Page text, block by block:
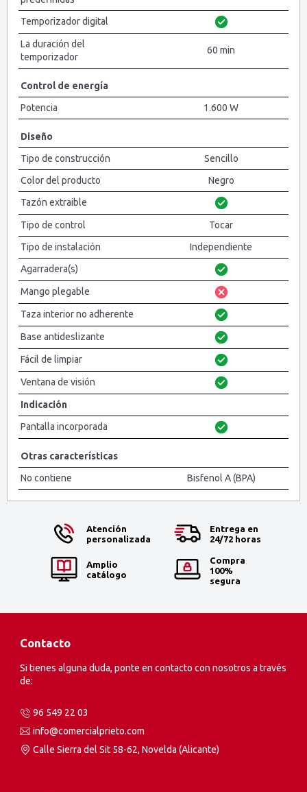
Temporizador digital
La duración del
temporizador
60 min
Control de energía
Potencia
1.600 W
Diseño
Tipo de construcción
Sencillo
Color del producto
Negro
Tazón extraible
Tipo de control
Tocar
Tipo de instalación
Independiente
Agarradera(s)
Mango plegable
Taza interior no adherente
Base antideslizante
Fácil de limpiar
Ventana de visión
Indicación
Pantalla incorporada
Otras características
No contiene
Bisfenol A (BPA)
Atención
personalizada
Entrega en
24/72 horas
Amplio
catálogo
Compra
100%
segura
Contacto
Si tienes alguna duda, ponte en contacto con nosotros a través
de:
96 549 22 03
info@comercialprieto.com
Calle Sierra del Sit 58-62, Novelda (Alicante)